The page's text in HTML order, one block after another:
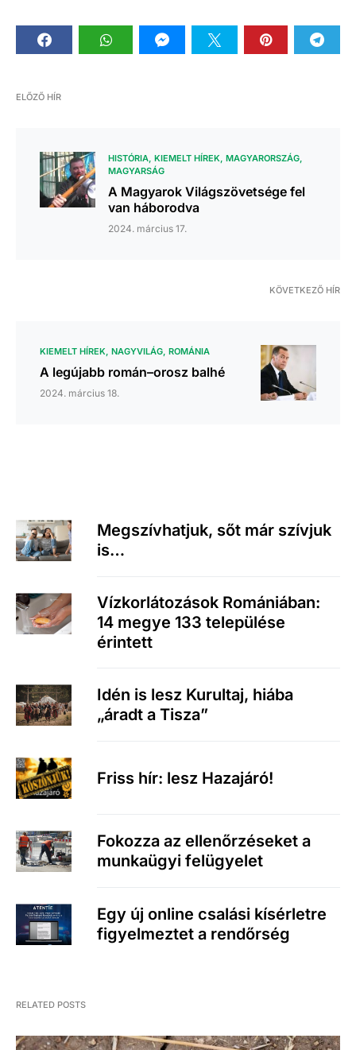
ELŐZŐ HÍR
HISTÓRIA KIEMELT HÍREK MAGYARORSZÁG
MAGYARSÁG
A Magyarok Világszövetsége fel
van háborodva
2024. március 17.
KÖVETKEZŐ HÍR
KIEMELT HÍREK NAGYVILÁG ROMÁNIA
A legújabb román–orosz balhé
2024. március 18.
Megszívhatjuk, sőt már szívjuk
is…
Vízkorlátozások Romániában:
14 megye 133 települése
érintett
Idén is lesz Kurultaj, hiába
„áradt a Tisza”
Friss hír: lesz Hazajáró!
Fokozza az ellenőrzéseket a
munkaügyi felügyelet
Egy új online csalási kísérletre
figyelmeztet a rendőrség
RELATED POSTS